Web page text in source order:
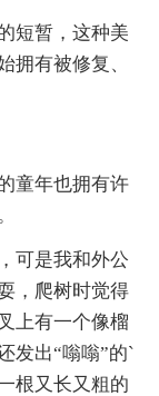
短暂，这种美
拥有被修复、
童年也拥有许
可是我和外公
，爬树时觉得
上有一个像榴
发出“嗡嗡”的`
根又长又粗的